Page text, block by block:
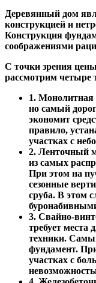
Деревянный дом
конструкцией и
Конструкция
соображениями
С точки зрения
рассмотрим четыре
1.
но самый
экономит
правило,
участках с
2. Ленточный
из самых
При этом на
сезонные
сруба. В этом
3. Свайно-
требует места
техники.
фундамент.
участках с